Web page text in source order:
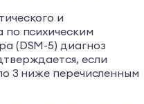
и
по психическим
(DSM-5) диагноз
если
3 ниже перечисленным